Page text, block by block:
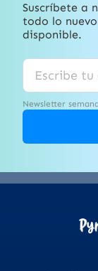
Suscríbete a
todo lo
disponible.
Newsletter